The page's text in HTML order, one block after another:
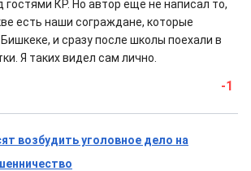
гостями КР. Но автор еще не написал то,
есть наши сограждане, которые
и сразу после школы поехали в
Я таких видел сам лично.
-1
возбудить уголовное дело на